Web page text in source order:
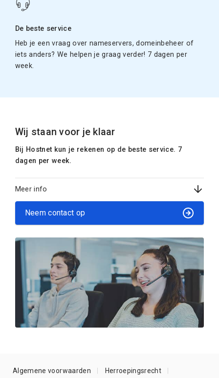
De beste service
Heb je een vraag over nameservers, domeinbeheer of
iets anders? We helpen je graag verder! 7 dagen per
week.
Wij staan voor je klaar
Bij Hostnet kun je rekenen op de beste service. 7
dagen per week.
Meer info
Neem contact op
Algemene voorwaarden Herroepingsrecht